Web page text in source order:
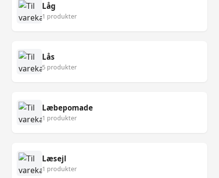
Låg
1 produkter
Lås
5 produkter
Læbepomade
1 produkter
Læsejl
1 produkter